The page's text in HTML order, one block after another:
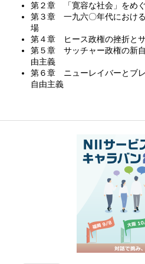
第２章 「寛容な社会」をめ
第３章 一九六〇年代におけ
場
第４章 ヒース政権の挫折と
第５章 サッチャー政権の新
由主義
第６章 ニューレイバーとブ
自由主義